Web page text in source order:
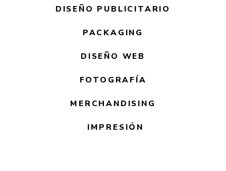
DISEÑO PUBLICITARIO
PACKAGING
DISEÑO WEB
FOTOGRAFÍA
MERCHANDISING
IMPRESIÓN